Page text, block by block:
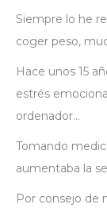
Siempre lo he
coger peso,
Hace unos 15
estrés
ordenador…
Tomando
aumentaba la
Por consejo de